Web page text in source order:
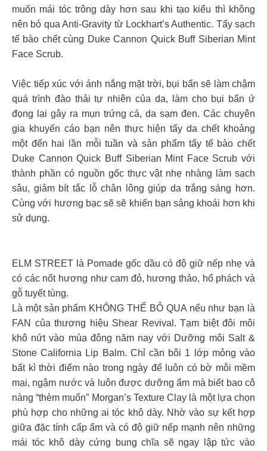
muốn mái tóc trông dày hơn sau khi tạo kiểu thì không
nên bỏ qua Anti-Gravity từ Lockhart’s Authentic. Tẩy sạch
tế bào chết cùng Duke Cannon Quick Buff Siberian Mint
Face Scrub.
Việc tiếp xúc với ánh nắng mặt trời, bụi bẩn sẽ làm chậm
quá trình đào thải tự nhiên của da, làm cho bụi bẩn ứ
đọng lại gây ra mụn trứng cá, da sạm đen. Các chuyên
gia khuyến cáo bạn nên thực hiện tẩy da chết khoảng
một đến hai lần mỗi tuần và sản phẩm tẩy tế bào chết
Duke Cannon Quick Buff Siberian Mint Face Scrub với
thành phần có nguồn gốc thực vật nhẹ nhàng làm sạch
sâu, giảm bít tắc lỗ chân lông giúp da trắng sáng hơn.
Cùng với hương bạc sẽ sẽ khiến bạn sảng khoái hơn khi
sử dụng.
ELM STREET là Pomade gốc dầu có độ giữ nếp nhẹ và
có các nốt hương như cam đỏ, hương thảo, hổ phách và
gỗ tuyết tùng.
Là một sản phẩm KHÔNG THỂ BỎ QUA nếu như bạn là
FAN của thương hiệu Shear Revival. Tạm biệt đôi môi
khô nứt vào mùa đông năm nay với Dưỡng môi Salt &
Stone California Lip Balm. Chỉ cần bôi 1 lớp mỏng vào
bất kì thời điểm nào trong ngày để luôn có bờ môi mềm
mại, ngậm nước và luôn được dưỡng ẩm mà biết bao cô
nàng “thèm muốn” Morgan’s Texture Clay là một lựa chọn
phù hợp cho những ai tóc khô dày. Nhờ vào sự kết hợp
giữa đặc tính cấp ẩm và có độ giữ nếp mạnh nên những
mái tóc khô dày cứng bung chĩa sẽ ngay lập tức vào